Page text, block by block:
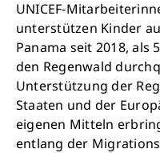
UNICEF-
unterstützen Kinder
Panama seit 2018, als
den Regenwald
Unterstützung der
Staaten und der
eigenen Mitteln
entlang der
bewirken: z.B.
sauberes
Sauberes
Krankheit, mehr
Jetzt